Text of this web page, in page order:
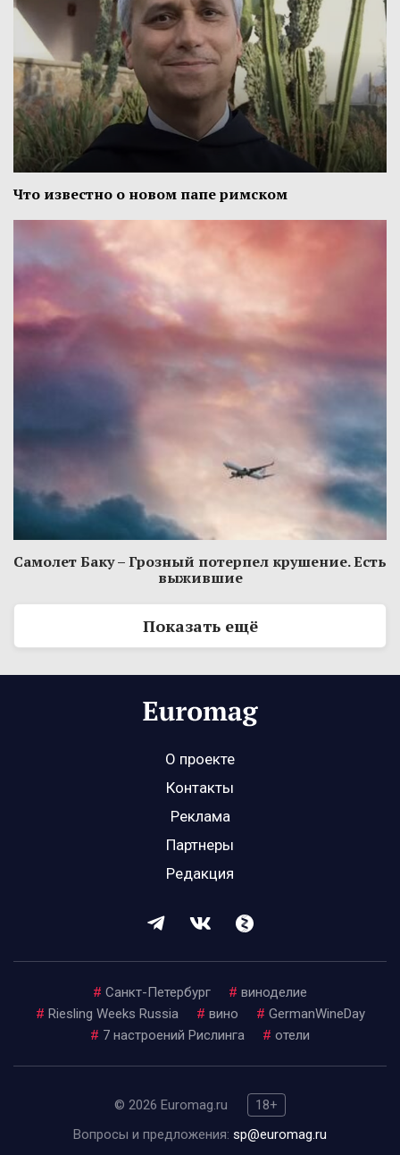
Что известно о новом папе римском
Самолет Баку – Грозный потерпел крушение. Есть
выжившие
Показать ещё
О проекте
Контакты
Реклама
Партнеры
Редакция
# Санкт-Петербург # виноделие
# Riesling Weeks Russia # вино # GermanWineDay
# 7 настроений Рислинга # отели
© 2026 Euromag.ru
18+
Вопросы и предложения: sp@euromag.ru